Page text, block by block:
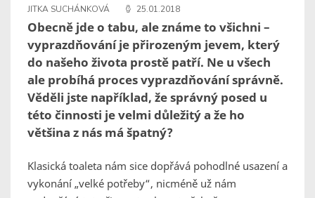
JITKA SUCHÁNKOVÁ 25.01.2018
Obecně jde o tabu, ale známe to všichni –
vyprazdňování je přirozeným jevem, který
do našeho života prostě patří. Ne u všech
ale probíhá proces vyprazdňování správně.
Věděli jste například, že správný posed u
této činnosti je velmi důležitý a že ho
většina z nás má špatný?
Klasická toaleta nám sice dopřává pohodlné usazení a
vykonání „velké potřeby“, nicméně už nám